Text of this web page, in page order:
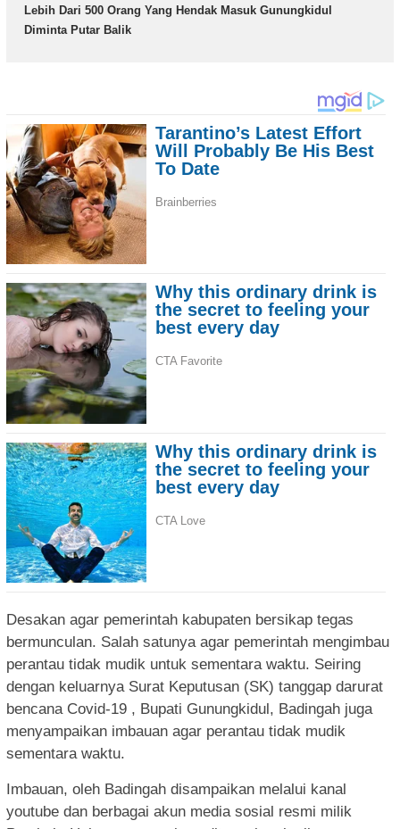
Lebih Dari 500 Orang Yang Hendak Masuk Gunungkidul
Diminta Putar Balik
Desakan agar pemerintah kabupaten bersikap tegas
bermunculan. Salah satunya agar pemerintah mengimbau
perantau tidak mudik untuk sementara waktu. Seiring
dengan keluarnya Surat Keputusan (SK) tanggap darurat
bencana Covid-19 , Bupati Gunungkidul, Badingah juga
menyampaikan imbauan agar perantau tidak mudik
sementara waktu.
Imbauan, oleh Badingah disampaikan melalui kanal
youtube dan berbagai akun media sosial resmi milik